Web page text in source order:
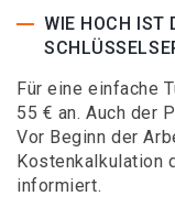
WIE HOCH IST
Für eine einfache
55 € an. Auch der
Vor Beginn der
Kostenkalkulation
informiert.